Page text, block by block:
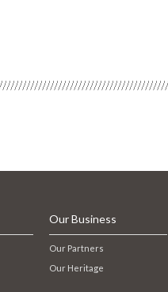
Our Business
Our Partners
Our Heritage